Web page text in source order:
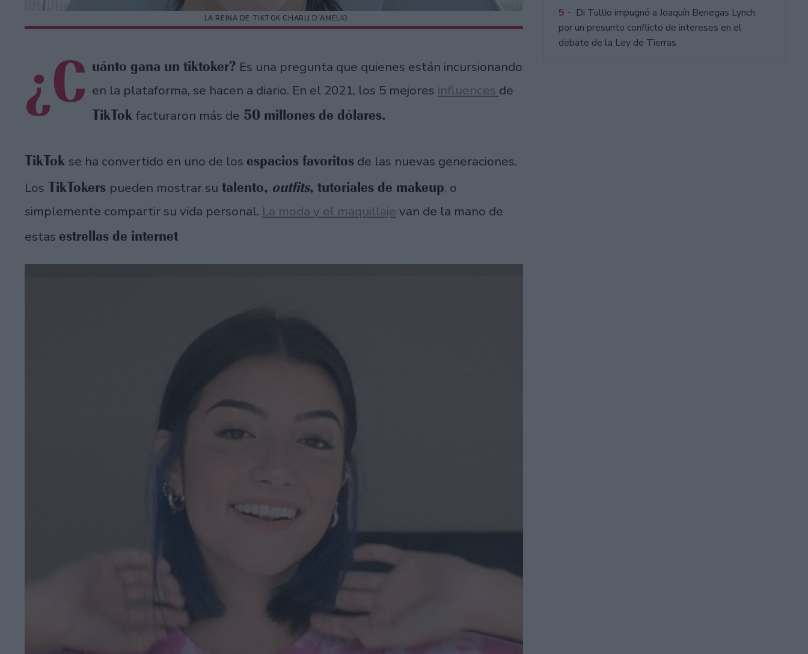
LA REINA DE TIKTOK CHARLI D'AMELIO
¿C uánto gana un tiktoker? Es una pregunta que quienes están incursionando
en la plataforma, se hacen a diario. En el 2021, los 5 mejores influences de
TikTok facturaron más de 50 millones de dólares.
TikTok se ha convertido en uno de los espacios favoritos de las nuevas generaciones.
Los TikTokers pueden mostrar su talento, outfits, tutoriales de makeup, o
simplemente compartir su vida personal. La moda y el maquillaje van de la mano de
estas estrellas de internet
5 - Di Tullio impugnó a Joaquín Benegas Lynch
por un presunto conflicto de intereses en el
debate de la Ley de Tierras